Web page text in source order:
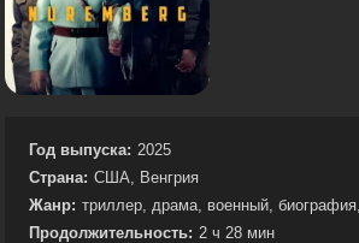
Год выпуска: 2025
Страна: США, Венгрия
Жанр: триллер, драма, военный,
Продолжительность: 2 ч 28 мин